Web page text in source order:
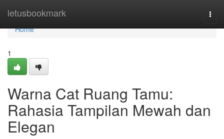
letusbookmark
Home
Home
1
Warna Cat Ruang Tamu:
Rahasia Tampilan Mewah dan
Elegan